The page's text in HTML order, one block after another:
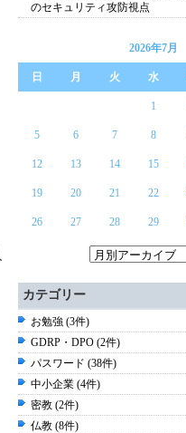
のセキュリティ攻防視点
2026年7月
日 月 火 水
1
5 6 7 8
12 13 14 15
19 20 21 22
26 27 28 29
カテゴリー
お勉強 (3件)
GDRP・DPO (2件)
パスワード (38件)
中小企業 (4件)
密教 (2件)
仏教 (8件)